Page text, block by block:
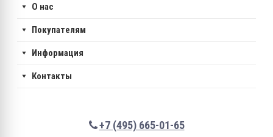
О нас
Покупателям
Информация
Контакты
+7 (495) 665-01-65